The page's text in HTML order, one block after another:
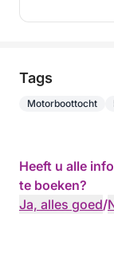
Tags
Motorboottocht
Heeft u alle
te boeken?
Ja, alles goed/